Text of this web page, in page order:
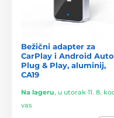
Bežični adapter za
CarPlay i Android
Plug & Play, aluminij,
CA19
Na lageru, u utorak 11. 8.
vas